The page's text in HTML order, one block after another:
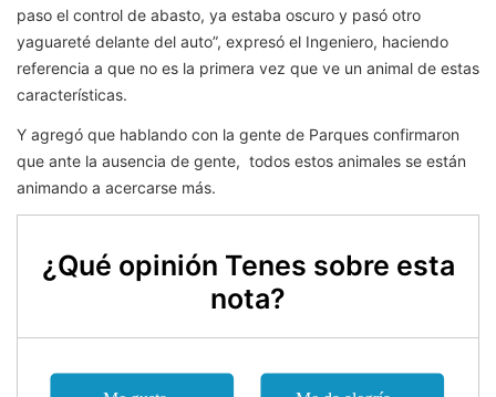
paso el control de abasto, ya estaba oscuro y pasó otro
yaguareté delante del auto”, expresó el Ingeniero, haciendo
referencia a que no es la primera vez que ve un animal de estas
características.
Y agregó que hablando con la gente de Parques confirmaron
que ante la ausencia de gente, todos estos animales se están
animando a acercarse más.
¿Qué opinión Tenes sobre esta
nota?